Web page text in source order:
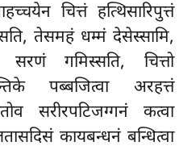
चित्तं हत्थिसारिपुत्तं
तेसमहं धम्मं देसेस्सामि,
सरणं गमिस्सति, चित्तो
पब्बजित्वा अरहत्तं
सरीरपटिजग्गनं कत्वा
कायबन्धनं बन्धित्वा